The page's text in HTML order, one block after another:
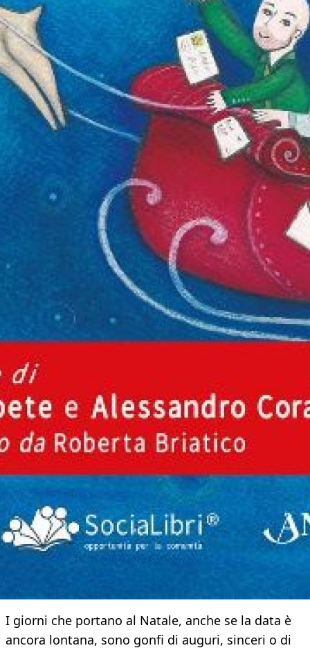
I giorni che portano al Natale, anche se la data è
ancora lontana, sono gonfi di auguri, sinceri o di